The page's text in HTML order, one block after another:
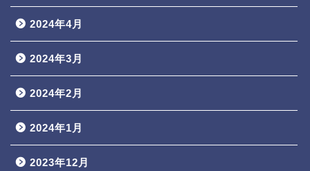
2024年4月
2024年3月
2024年2月
2024年1月
2023年12月